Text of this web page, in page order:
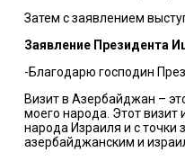
Затем с заявлением
Заявление Президента
-Благодарю господин
Визит в Азербайджан –
моего народа. Этот
народа Израиля и с точки
азербайджанским и